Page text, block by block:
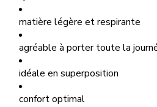
matière légère et respirante
agréable à porter toute la
idéale en superposition
confort optimal